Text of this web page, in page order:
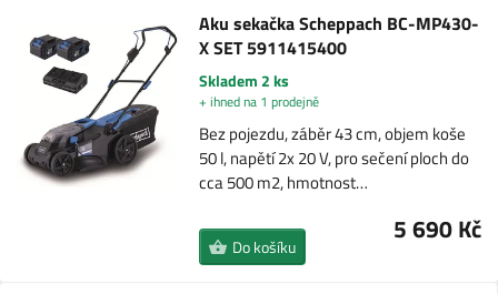
Aku sekačka Scheppach BC-MP430-
X SET 5911415400
Skladem 2 ks
+ ihned na 1 prodejně
Bez pojezdu, záběr 43 cm, objem koše
50 l, napětí 2x 20 V, pro sečení ploch do
cca 500 m2, hmotnost…
5 690 Kč
Do košíku